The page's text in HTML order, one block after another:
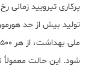
پرکاری تیرویید زمانی
تولید بیش از حد